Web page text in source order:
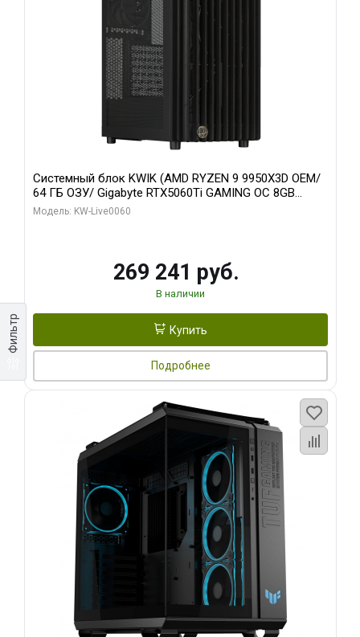
Фильтр
Системный блок KWIK (AMD RYZEN 9 9950X3D OEM/
64 ГБ ОЗУ/ Gigabyte RTX5060Ti GAMING OC 8GB
GDDR7 128bit 3xDP H/ 1 ТБ SSD)
Модель: KW-Live0060
269 241 руб.
В наличии
Купить
Подробнее